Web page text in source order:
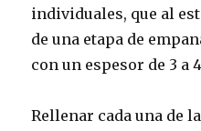
individuales, que al
de una etapa de
con un espesor de 3 a
Rellenar cada una de